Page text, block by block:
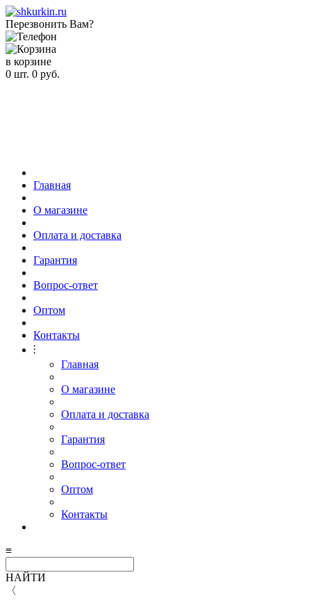
Перезвонить Вам?
в корзине
0 шт. 0 руб.
Главная
О магазине
Оплата и доставка
Гарантия
Вопрос-ответ
Оптом
Контакты
⫶
Главная
О магазине
Оплата и доставка
Гарантия
Вопрос-ответ
Оптом
Контакты
≡
НАЙТИ
〈